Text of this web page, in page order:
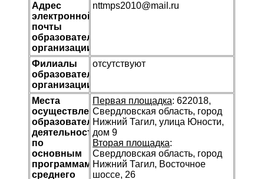
Адрес
электронной
почты
образовательной
организации
nttmps2010@mail.ru
Филиалы
образовательной
организации
отсутствуют
Места
осуществления
образовательной
деятельности
по
основным
программам
среднего
Первая площадка: 622018,
Свердловская область, город
Нижний Тагил, улица Юности,
дом 9
Вторая площадка:
Свердловская область, город
Нижний Тагил, Восточное
шоссе, 26